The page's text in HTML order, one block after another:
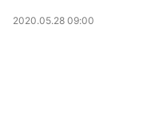
2020.05.28 09:00